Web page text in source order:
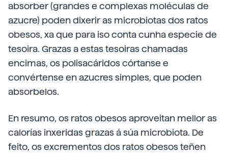
absorber (grandes e complexas moléculas de
azucre) poden dixerir as microbiotas dos ratos
obesos, xa que para iso conta cunha especie de
tesoira. Grazas a estas tesoiras chamadas
encimas, os polisacáridos córtanse e
convértense en azucres simples, que poden
absorbelos.
En resumo, os ratos obesos aproveitan mellor as
calorías inxeridas grazas á súa microbiota. De
feito, os excrementos dos ratos obesos teñen